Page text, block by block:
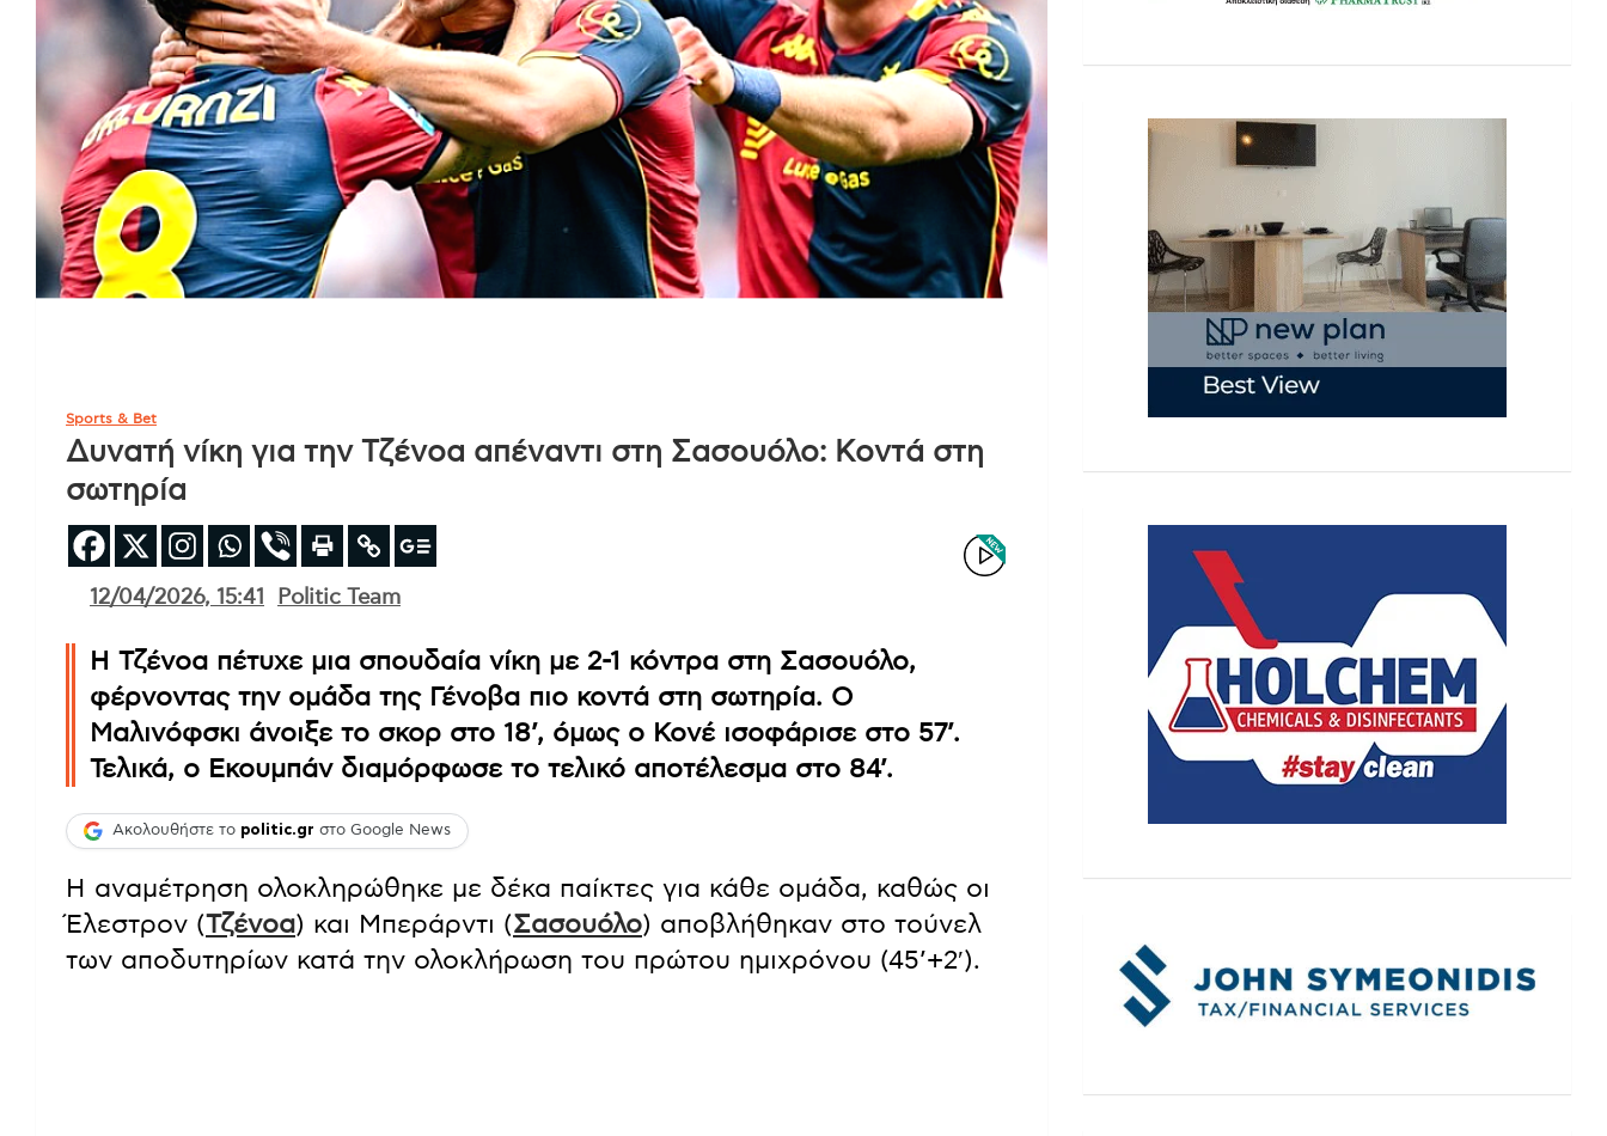
Sports & Bet
Δυνατή νίκη για την Τζένοα απέναντι στη Σασουόλο: Κοντά στη
σωτηρία
12/04/2026, 15:41 Politic Team
Η Τζένοα πέτυχε μια σπουδαία νίκη με 2-1 κόντρα στη Σασουόλο,
φέρνοντας την ομάδα της Γένοβα πιο κοντά στη σωτηρία. Ο
Μαλινόφσκι άνοιξε το σκορ στο 18’, όμως ο Κονέ ισοφάρισε στο 57’.
Τελικά, ο Εκουμπάν διαμόρφωσε το τελικό αποτέλεσμα στο 84’.
Ακολουθήστε το politic.gr στο Google News
Η αναμέτρηση ολοκληρώθηκε με δέκα παίκτες για κάθε ομάδα, καθώς οι
Έλεστρον (Τζένοα) και Μπεράρντι (Σασουόλο) αποβλήθηκαν στο τούνελ
των αποδυτηρίων κατά την ολοκλήρωση του πρώτου ημιχρόνου (45’+2′).